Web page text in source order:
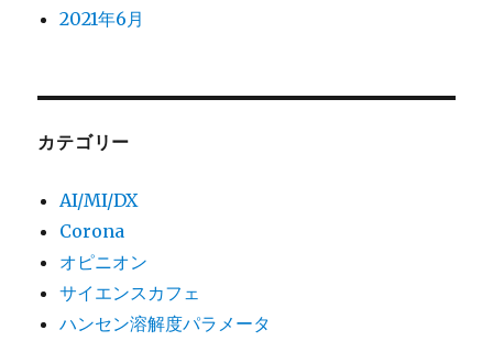
2021年6月
カテゴリー
AI/MI/DX
Corona
オピニオン
サイエンスカフェ
ハンセン溶解度パラメータ